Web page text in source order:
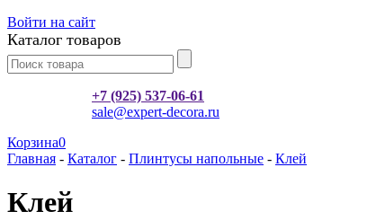
Войти на сайт
Каталог товаров
+7 (925) 537-06-61
sale@expert-decora.ru
Корзина0
Главная - Каталог - Плинтусы напольные - Клей
Клей